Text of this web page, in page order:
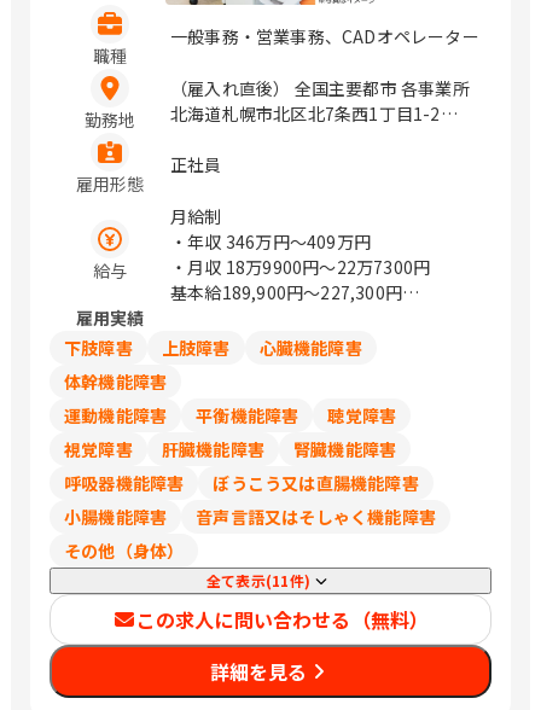
職種
一般事務・営業事務、CADオペレーター
勤務地
（雇入れ直後） 全国主要都市 各事業所
北海道札幌市北区北7条西1丁目1-2
前北通1-10橋市盛岡ビル7F 宮城県仙台
ワービル5F） 山形県山形市篭田3-9-5
福島県郡山市本町一丁目4－8 茨城県水
戸市城南1-1-6 （サザン水戸ビル301）
栃木県宇都宮市城東1丁目-11-5 群馬県
ま市浦和区岸町4-26-15 （浦和SHビル
町1丁目16-3 （SAISHOビル2階） 千葉
県千葉市中央区問屋町1-35 （千葉ポー
町1-3-1 Face13階 （ご予約制） 千葉県
流山市おおたかの森西1-2-3 （アゼリア
テラス9階） 東京都豊島区西池袋1-11-1
（メトロポリタンプラザビル11階） 東
京都新宿区西新宿3-6-11 （西新宿KSビ
ル1F） 東京都港区南青山2-26-1 （D－
LIFEPLACE南青山1階） 東京都立川市曙
町2-37-7 （コアシティ立川1F） 神奈川
県横浜市西区みなとみらい3-7-1
雇用形態
正社員
給与
月給制
・年収 346万円〜409万円
・月収 18万9900円〜22万7300円
基本給189,900円～227,300円
※試用期間中の労働条件は同条件
雇用実績
下肢障害
上肢障害
心臓機能障害
体幹機能障害
運動機能障害
平衡機能障害
聴覚障害
視覚障害
肝臓機能障害
腎臓機能障害
呼吸器機能障害
ぼうこう又は直腸機能障害
小腸機能障害
音声言語又はそしゃく機能障害
その他（身体）
全て表示(11件)
この求人に問い合わせる（無料）
詳細を見る